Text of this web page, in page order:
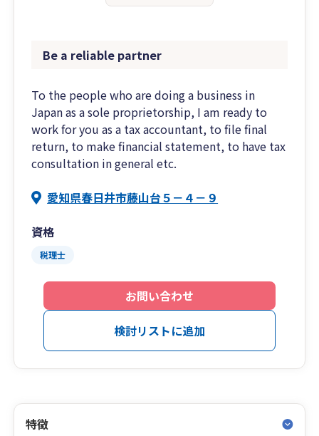
Be a reliable partner
To the people who are doing a business in
Japan as a sole proprietorship, I am ready to
work for you as a tax accountant, to file final
return, to make financial statement, to have tax
consultation in general etc.
愛知県春日井市藤山台５－４－９
資格
税理士
お問い合わせ
検討リストに追加
特徴